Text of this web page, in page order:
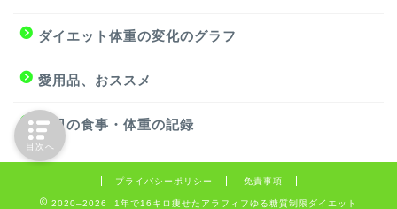
ダイエット体重の変化のグラフ
愛用品、おススメ
毎日の食事・体重の記録
プライバシーポリシー 免責事項
2020–2026 1年で16キロ痩せたアラフィフゆる糖質制限ダイエット
目次へ